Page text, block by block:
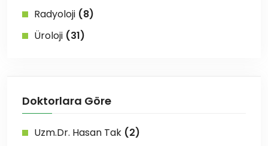
Radyoloji (8)
Üroloji (31)
Doktorlara Göre
Uzm.Dr. Hasan Tak (2)